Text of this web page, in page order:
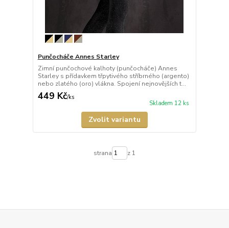
Punčocháče Annes Starley
Zimní punčochové kalhoty (punčocháče) Annes
Starley s přídavkem třpytivého stříbrného (argento)
nebo zlatého (oro) vlákna. Spojení nejnovějších t...
449 Kč/ks
Skladem 12 ks
Zvolit variantu
strana z 1